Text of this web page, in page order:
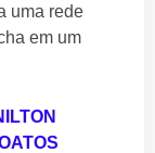
uma rede
em um